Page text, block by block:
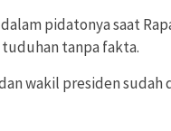
pidatonya saat
tanpa fakta.
wakil presiden